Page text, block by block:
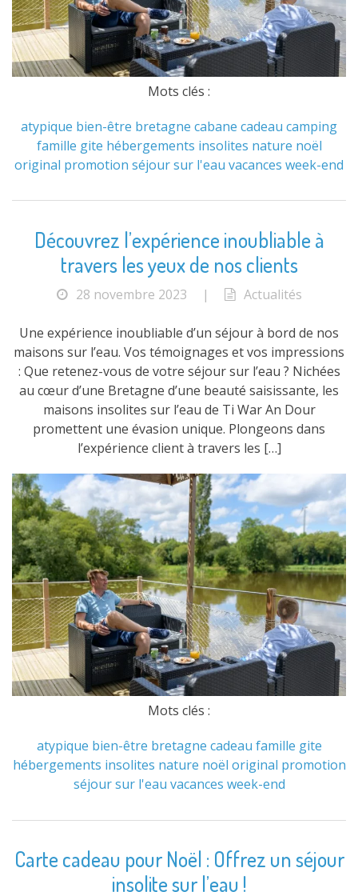
Mots clés :
atypique bien-être bretagne cabane cadeau camping
famille gite hébergements insolites nature noël
original promotion séjoursur l'eau vacances week-end
Découvrez l’expérience inoubliable à
travers les yeux de nos clients
28 novembre 2023 | Actualités
Une expérience inoubliable d’un séjour à bord de nos
maisons sur l’eau. Vos témoignages et vos impressions
: Que retenez-vous de votre séjour sur l’eau ? Nichées
au cœur d’une Bretagne d’une beauté saisissante, les
maisons insolites sur l’eau de Ti War An Dour
promettent une évasion unique. Plongeons dans
l’expérience client à travers les […]
Mots clés :
atypique bien-être bretagne cadeau famille gite
hébergements insolites nature noël original promotion
séjour sur l'eau vacances week-end
Carte cadeau pour Noël : Offrez un séjour
insolite sur l’eau !